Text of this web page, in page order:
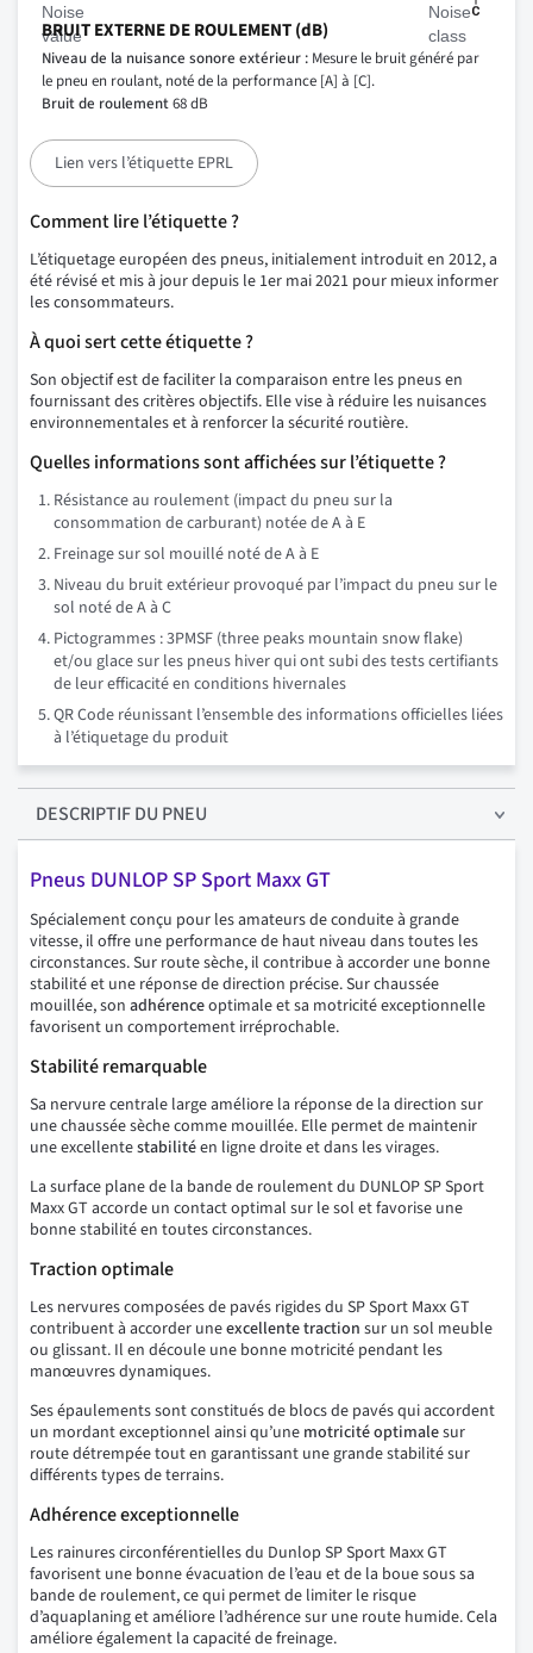
BRUIT EXTERNE DE ROULEMENT (dB)
Niveau de la nuisance sonore extérieur : Mesure le bruit généré par
le pneu en roulant, noté de la performance [A] à [C].
Bruit de roulement68 dB
Lien vers l’étiquette EPRL
Comment lire l’étiquette ?
L’étiquetage européen des pneus, initialement introduit en 2012, a
été révisé et mis à jour depuis le 1er mai 2021 pour mieux informer
les consommateurs.
À quoi sert cette étiquette ?
Son objectif est de faciliter la comparaison entre les pneus en
fournissant des critères objectifs. Elle vise à réduire les nuisances
environnementales et à renforcer la sécurité routière.
Quelles informations sont affichées sur l’étiquette ?
Résistance au roulement (impact du pneu sur la
consommation de carburant) notée de A à E
Freinage sur sol mouillé noté de A à E
Niveau du bruit extérieur provoqué par l’impact du pneu sur le
sol noté de A à C
Pictogrammes : 3PMSF (three peaks mountain snow flake)
et/ou glace sur les pneus hiver qui ont subi des tests certifiants
de leur efficacité en conditions hivernales
QR Code réunissant l’ensemble des informations officielles liées
à l’étiquetage du produit
DESCRIPTIFDU PNEU
Pneus DUNLOP SP Sport Maxx GT
Spécialement conçu pour les amateurs de conduite à grande
vitesse, il offre une performance de haut niveau dans toutes les
circonstances. Sur route sèche, il contribue à accorder une bonne
stabilité et une réponse de direction précise. Sur chaussée
mouillée, son adhérenceoptimale et sa motricité exceptionnelle
favorisent un comportement irréprochable.
Stabilité remarquable
Sa nervure centrale large améliore la réponse de la direction sur
une chaussée sèche comme mouillée. Elle permet de maintenir
une excellentestabilitéen ligne droite et dans les virages.
La surface plane de la bande de roulement du DUNLOP SP Sport
Maxx GT accorde un contact optimal sur le sol et favorise une
bonne stabilité en toutes circonstances.
Traction optimale
Les nervures composées de pavés rigides du SP Sport Maxx GT
contribuent à accorder uneexcellentetraction sur un sol meuble
ou glissant. Il en découle une bonne motricité pendant les
manœuvres dynamiques.
Ses épaulements sont constitués de blocs de pavés qui accordent
un mordant exceptionnel ainsi qu’une motricité optimalesur
route détrempée tout en garantissant une grande stabilité sur
différents types de terrains.
Adhérence exceptionnelle
Les rainures circonférentielles du Dunlop SP Sport Maxx GT
favorisent une bonne évacuation de l’eau et de la boue sous sa
bande de roulement, ce qui permet de limiter le risque
d’aquaplaning et améliore l’adhérence sur une route humide. Cela
améliore également la capacité de freinage.